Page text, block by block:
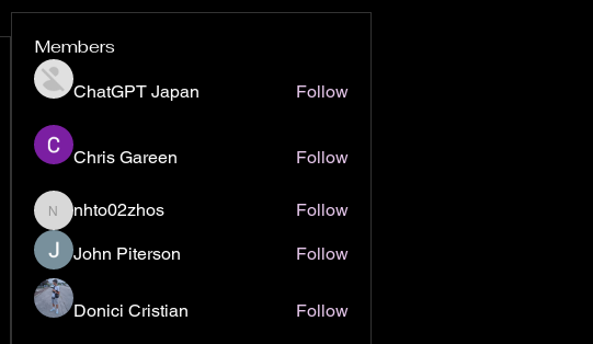
Members
ChatGPT Japan Follow
Chris Gareen Follow
nhto02zhos
nhto02zhos Follow
John Piterson Follow
Donici Cristian Follow